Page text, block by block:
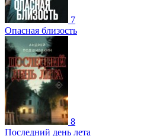
7
Опасная близость
8
Последний день лета